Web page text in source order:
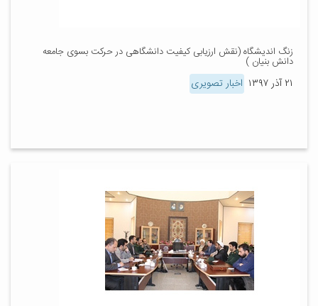
زنگ اندیشگاه (نقش ارزیابی کیفیت دانشگاهی در حرکت بسوی جامعه
دانش بنیان )
۲۱ آذر ۱۳۹۷ اخبار تصویری